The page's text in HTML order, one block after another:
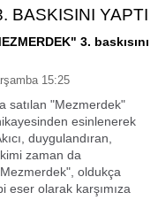
BASKISINI YAPTI
3. baskısını
15:25
satılan "Mezmerdek"
esinlenerek
duygulandıran,
zaman da
oldukça
eser olarak karşımıza